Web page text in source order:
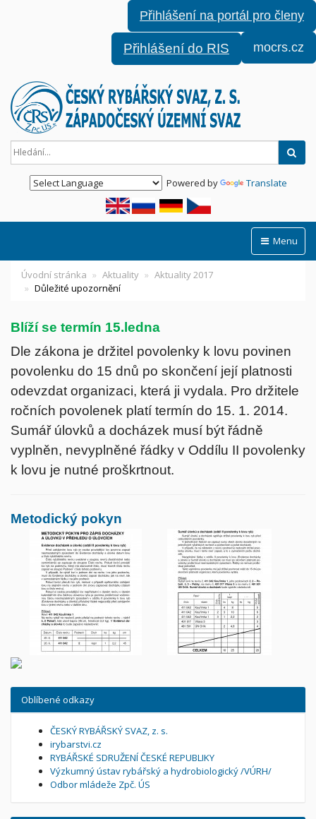
Přihlášení na portál pro členy
Přihlášení do RIS mocrs.cz
Powered by Translate
Menu
Úvodní stránka Aktuality
Aktuality 2017
Důležité upozornění
Blíží se termín 15.ledna
Dle zákona je držitel povolenky k lovu povinen
povolenku do 15 dnů po skončení její platnosti
odevzdat organizaci, která ji vydala. Pro držitele
ročních povolenek platí termín do 15. 1. 2014.
Sumář úlovků a docházek musí být řádně
vyplněn, nevyplněné řádky v Oddílu II povolenky
k lovu je nutné proškrtnout.
Metodický pokyn
Oblíbené odkazy
ČESKÝ RYBÁŘSKÝ SVAZ, z. s.
irybarstvi.cz
RYBÁŘSKÉ SDRUŽENÍ ČESKÉ REPUBLIKY
Výzkumný ústav rybářský a hydrobiologický /VÚRH/
Odbor mládeže Zpč. ÚS